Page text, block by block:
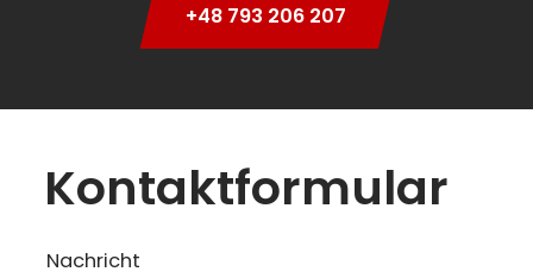
+48 793 206 207
Kontaktformular
Nachricht